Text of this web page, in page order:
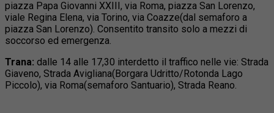
piazza Papa Giovanni XXIII, via Roma, piazza San Lorenzo,
viale Regina Elena, via Torino, via Coazze(dal semaforo a
piazza San Lorenzo). Consentito transito solo a mezzi di
soccorso ed emergenza.
Trana: dalle 14 alle 17,30 interdetto il traffico nelle vie: Strada
Giaveno, Strada Avigliana(Borgara Udritto/Rotonda Lago
Piccolo), via Roma(semaforo Santuario), Strada Reano.